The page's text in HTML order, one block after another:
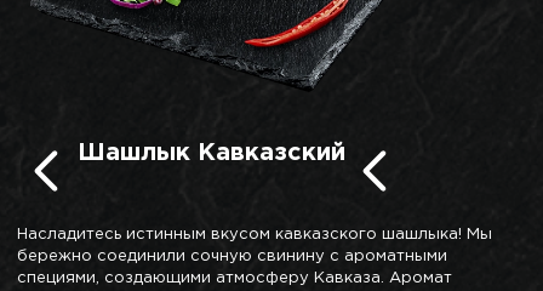
Шашлык Кавказский
Насладитесь истинным вкусом кавказского шашлыка! Мы
бережно соединили сочную свинину с ароматными
специями, создающими атмосферу Кавказа. Аромат